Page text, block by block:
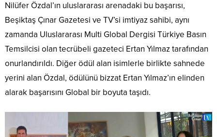
​Nilüfer Özdal’ın uluslararası arenadaki bu başarısı,
Beşiktaş Çınar Gazetesi ve TV’si imtiyaz sahibi, aynı
zamanda Uluslararası Multi Global Dergisi Türkiye Basın
Temsilcisi olan tecrübeli gazeteci Ertan Yılmaz tarafından
onurlandırıldı. Diğer ödül alan isimlerle birlikte sahnede
yerini alan Özdal, ödülünü bizzat Ertan Yılmaz’ın elinden
alarak başarısını Global bir boyuta taşıdı.